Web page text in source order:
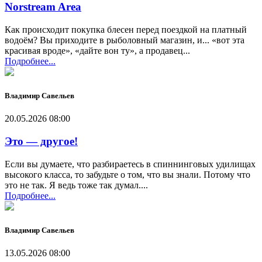
Norstream Area
Как происходит покупка блесен перед поездкой на платный
водоём? Вы приходите в рыболовный магазин, и... «вот эта
красивая вроде», «дайте вон ту», а продавец...
Подробнее...
Владимир Савельев
20.05.2026 08:00
Это — другое!
Если вы думаете, что разбираетесь в спиннинговых удилищах
высокого класса, то забудьте о том, что вы знали. Потому что
это не так. Я ведь тоже так думал....
Подробнее...
Владимир Савельев
13.05.2026 08:00